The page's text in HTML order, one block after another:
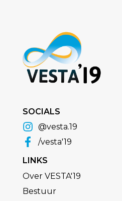
SOCIALS
@vesta.19
/vesta'19
LINKS
Over VESTA'19
Bestuur